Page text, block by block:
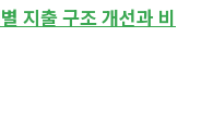
지출 구조 개선과 비